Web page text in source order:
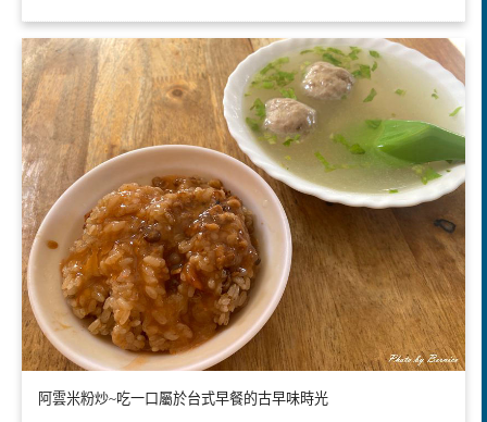
阿雲米粉炒~吃一口屬於台式早餐的古早味時光